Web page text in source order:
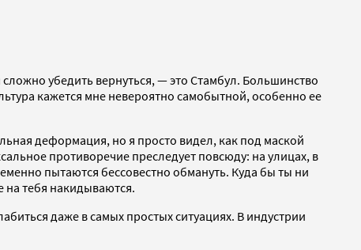
сложно убедить вернуться, — это Стамбул. Большинство
кажется мне невероятно самобытной, особенно ее
деформация, но я просто видел, как под маской
противоречие преследует повсюду: на улицах, в
пытаются бессовестно обмануть. Куда бы ты ни
на тебя накидываются.
даже в самых простых ситуациях. В индустрии